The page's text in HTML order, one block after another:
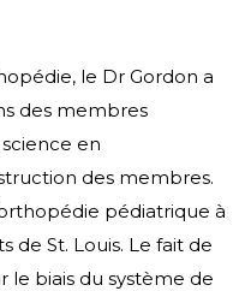
le Dr Gordon a
des membres
en
des membres.
pédiatrique à
de St. Louis. Le fait de
le biais du système de